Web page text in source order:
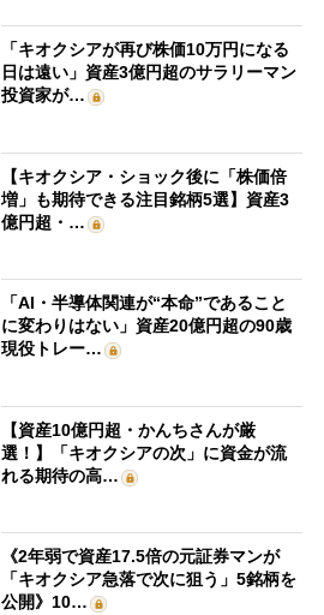
「キオクシアが再び株価10万円になる
日は遠い」資産3億円超のサラリーマン
投資家が…
【キオクシア・ショック後に「株価倍
増」も期待できる注目銘柄5選】資産3
億円超・…
「AI・半導体関連が“本命”であること
に変わりはない」資産20億円超の90歳
現役トレー…
【資産10億円超・かんちさんが厳
選！】「キオクシアの次」に資金が流
れる期待の高…
《2年弱で資産17.5倍の元証券マンが
「キオクシア急落で次に狙う」5銘柄を
公開》10…